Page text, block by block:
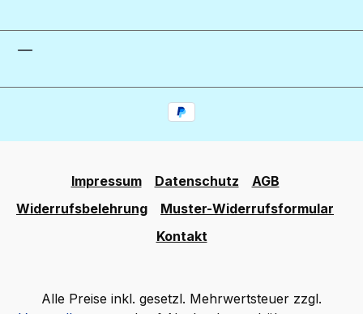
Impressum Datenschutz
AGB
Widerrufsbelehrung
Muster-Widerrufsformular
Kontakt
Alle Preise inkl. gesetzl. Mehrwertsteuer zzgl.